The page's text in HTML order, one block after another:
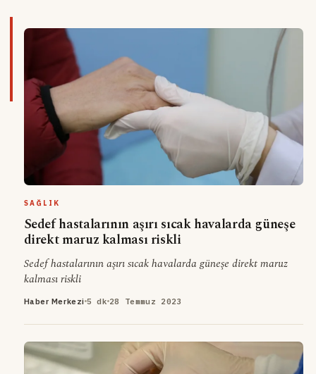
SAĞLIK
Sedef hastalarının aşırı sıcak havalarda güneşe
direkt maruz kalması riskli
Sedef hastalarının aşırı sıcak havalarda güneşe direkt maruz
kalması riskli
Haber Merkezi 5 dk 28 Temmuz 2023